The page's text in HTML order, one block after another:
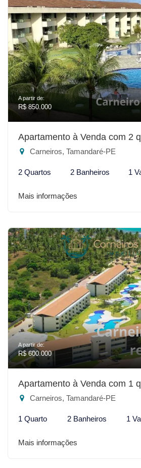
A partir de:
R$ 850.000
Apartamento à Venda com 2
Carneiros, Tamandaré-PE
2 Quartos 2 Banheiros 1
Mais informações
A partir de:
R$ 600.000
Apartamento à Venda com 1
Carneiros, Tamandaré-PE
1 Quarto 2 Banheiros 1
Mais informações